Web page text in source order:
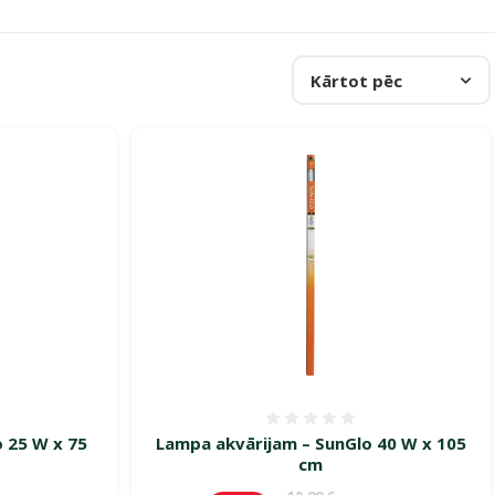
Kārtot pēc
25 W x 75
Lampa akvārijam – SunGlo 40 W x 105
cm